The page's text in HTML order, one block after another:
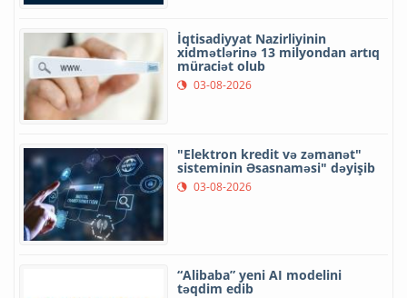
İqtisadiyyat Nazirliyinin
xidmətlərinə 13 milyondan artıq
müraciət olub
03-08-2026
"Elektron kredit və zəmanət"
sisteminin Əsasnaməsi" dəyişib
03-08-2026
“Alibaba” yeni AI modelini
təqdim edib